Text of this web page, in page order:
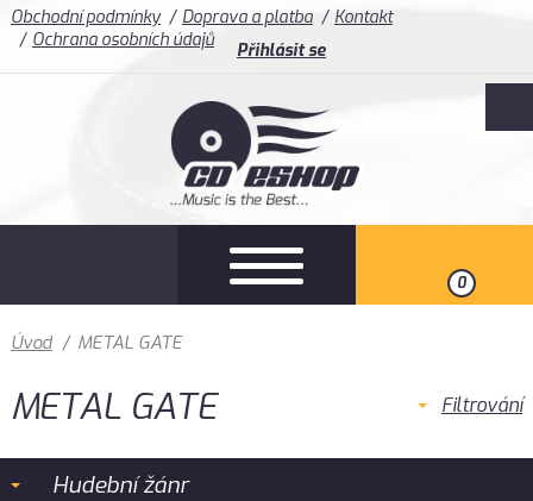
Obchodní podmínky Doprava a platba
Kontakt
Ochrana osobních údajů
Přihlásit se
0
Úvod / METAL GATE
METAL GATE Filtrování
Hudební žánr